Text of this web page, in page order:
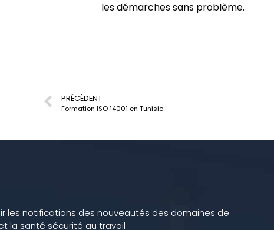
les démarches sans problème.
PRÉCÉDENT
Formation ISO 14001 en Tunisie
les notifications des nouveautés des domaines de
la santé sécurité au travail